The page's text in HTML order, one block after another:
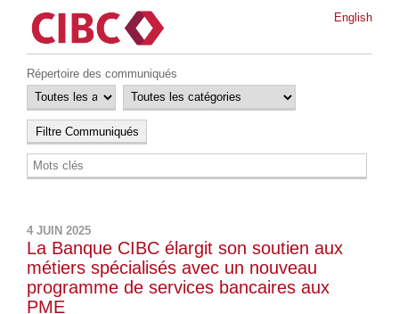
English
Répertoire des communiqués
4 JUIN 2025
La Banque CIBC élargit son soutien aux
métiers spécialisés avec un nouveau
programme de services bancaires aux
PME